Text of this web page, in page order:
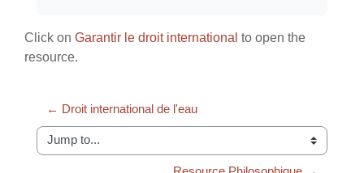
Click on Garantir le droit international to open the
resource.
← Droit international de l'eau
Jump to...